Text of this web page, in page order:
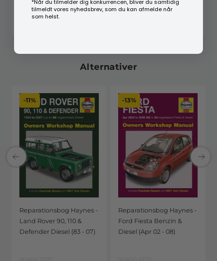
Alternativer
-11%
Reparationsbog Haynes -
Land Rover 90, 110 &
Defender Diesel (83 - 07)
-13%
Reparationsbog Haynes -
Ford Fiesta Benzin &
Diesel (Apr 02 - 08)
*Når du tilmelder dig konkurrencen, bliver du samtidig
tilmeldt vores nyhedsbrev, som du kan afmelde når
som helst.